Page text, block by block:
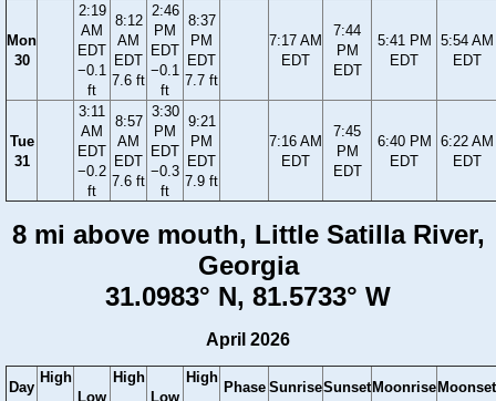
Mon
30
2:19
AM
EDT
−0.1
ft
8:12
AM
EDT
7.6 ft
2:46
PM
EDT
−0.1
ft
8:37
PM
EDT
7.7 ft
7:17 AM
EDT
7:44
PM
EDT
5:41 PM
EDT
5:54 AM
EDT
Tue
31
3:11
AM
EDT
−0.2
ft
8:57
AM
EDT
7.6 ft
3:30
PM
EDT
−0.3
ft
9:21
PM
EDT
7.9 ft
7:16 AM
EDT
7:45
PM
EDT
6:40 PM
EDT
6:22 AM
EDT
8 mi above mouth, Little Satilla River,
Georgia
31.0983° N, 81.5733° W
April 2026
Day
High
Low
High
Low
High
Phase SunriseSunsetMoonriseMoonset